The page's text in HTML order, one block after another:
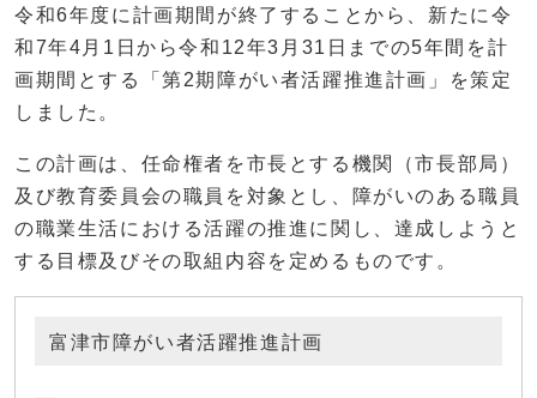
令和6年度に計画期間が終了することから、新たに令
和7年4月1日から令和12年3月31日までの5年間を計
画期間とする「第2期障がい者活躍推進計画」を策定
しました。
この計画は、任命権者を市長とする機関（市長部局）
及び教育委員会の職員を対象とし、障がいのある職員
の職業生活における活躍の推進に関し、達成しようと
する目標及びその取組内容を定めるものです。
富津市障がい者活躍推進計画